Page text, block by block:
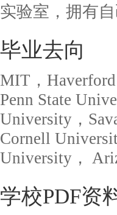
实验室，拥有
毕业去向
MIT，
Penn State
University，
Cornell
University，
学校PDF资